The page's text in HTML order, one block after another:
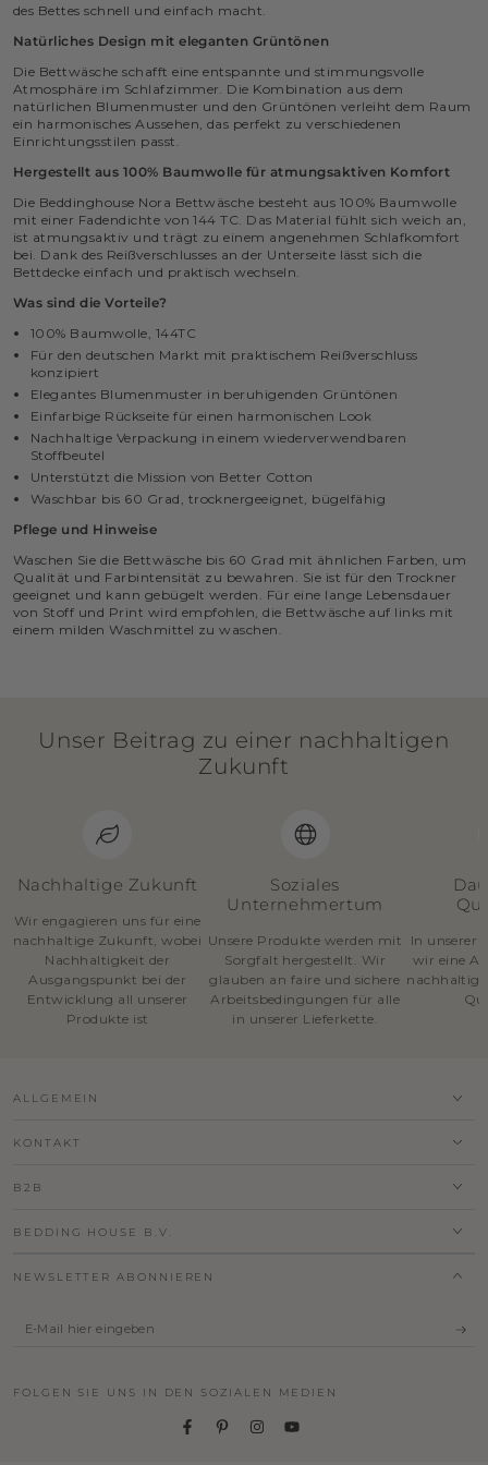
des Bettes schnell und einfach macht.
Natürliches Design mit eleganten Grüntönen
Die Bettwäsche schafft eine entspannte und stimmungsvolle
Atmosphäre im Schlafzimmer. Die Kombination aus dem
natürlichen Blumenmuster und den Grüntönen verleiht dem Raum
ein harmonisches Aussehen, das perfekt zu verschiedenen
Einrichtungsstilen passt.
Hergestellt aus 100% Baumwolle für atmungsaktiven Komfort
Die Beddinghouse Nora Bettwäsche besteht aus 100% Baumwolle
mit einer Fadendichte von 144 TC. Das Material fühlt sich weich an,
ist atmungsaktiv und trägt zu einem angenehmen Schlafkomfort
bei. Dank des Reißverschlusses an der Unterseite lässt sich die
Bettdecke einfach und praktisch wechseln.
Was sind die Vorteile?
100% Baumwolle, 144TC
Für den deutschen Markt mit praktischem Reißverschluss
konzipiert
Elegantes Blumenmuster in beruhigenden Grüntönen
Einfarbige Rückseite für einen harmonischen Look
Nachhaltige Verpackung in einem wiederverwendbaren
Stoffbeutel
Unterstützt die Mission von Better Cotton
Waschbar bis 60 Grad, trocknergeeignet, bügelfähig
Pflege und Hinweise
Waschen Sie die Bettwäsche bis 60 Grad mit ähnlichen Farben, um
Qualität und Farbintensität zu bewahren. Sie ist für den Trockner
geeignet und kann gebügelt werden. Für eine lange Lebensdauer
von Stoff und Print wird empfohlen, die Bettwäsche auf links mit
einem milden Waschmittel zu waschen.
Unser Beitrag zu einer nachhaltigen
Zukunft
Nachhaltige Zukunft
Wir engagieren uns für eine
nachhaltige Zukunft, wobei
Nachhaltigkeit der
Ausgangspunkt bei der
Entwicklung all unserer
Produkte ist
Soziales
Unternehmertum
Unsere Produkte werden mit
Sorgfalt hergestellt. Wir
glauben an faire und sichere
Arbeitsbedingungen für alle
in unserer Lieferkette.
In unserer
wir eine
ALLGEMEIN
KONTAKT
B2B
BEDDING HOUSE B.V.
NEWSLETTER ABONNIEREN
E-
hier
FOLGEN SIE UNS IN DEN SOZIALEN MEDIEN
FacebookPinterestInstagramYouTube